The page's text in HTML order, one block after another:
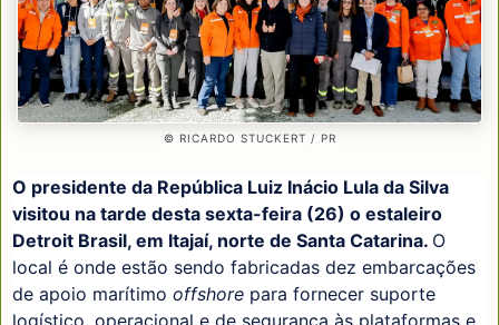
© RICARDO STUCKERT / PR
O presidente da República Luiz Inácio Lula da Silva
visitou na tarde desta sexta-feira (26) o estaleiro
Detroit Brasil, em Itajaí, norte de Santa Catarina. O
local é onde estão sendo fabricadas dez embarcações
de apoio marítimo offshore para fornecer suporte